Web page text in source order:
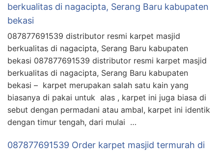
berkualitas di nagacipta, Serang Baru kabupaten
bekasi
087877691539 distributor resmi karpet masjid
berkualitas di nagacipta, Serang Baru kabupaten
bekasi 087877691539 distributor resmi karpet masjid
berkualitas di nagacipta, Serang Baru kabupaten
bekasi – karpet merupakan salah satu kain yang
biasanya di pakai untuk alas , karpet ini juga biasa di
sebut dengan permadani atau ambal, karpet ini identik
dengan timur tengah, dari mulai …
087877691539 Order karpet masjid termurah di